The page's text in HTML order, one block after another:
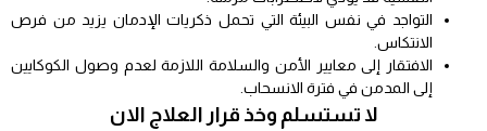
التواجد في نفس البيئة التي تحمل ذكريات الإدمان يزيد من فرص
الانتكاس.
الافتقار إلى معايير الأمن والسلامة اللازمة لعدم وصول الكوكايين
إلى المدمن في فترة الانسحاب.
لا تستسلم وخذ قرار العلاج الان